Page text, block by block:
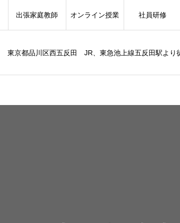
東京都品川区西五反田 JR、東急池上線五反田駅より
出張家庭教師 オンライン授業 社員研修